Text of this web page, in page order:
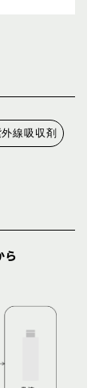
線吸収剤
ら